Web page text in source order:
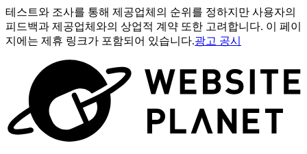
테스트와 조사를 통해 제공업체의 순위를 정하지만 사용자의
피드백과 제공업체와의 상업적 계약 또한 고려합니다. 이 페이
지에는 제휴 링크가 포함되어 있습니다.광고 공시